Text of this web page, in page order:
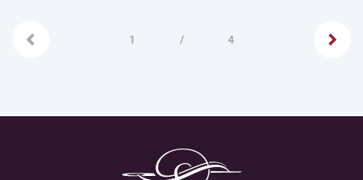
1 / 4